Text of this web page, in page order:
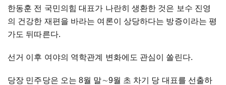
한동훈 전 국민의힘 대표가 나란히 생환한 것은 보수 진영
의 건강한 재편을 바라는 여론이 상당하다는 방증이라는 평
가도 뒤따른다.
선거 이후 여야의 역학관계 변화에도 관심이 쏠린다.
당장 민주당은 오는 8월 말∼9월 초 차기 당 대표를 선출하